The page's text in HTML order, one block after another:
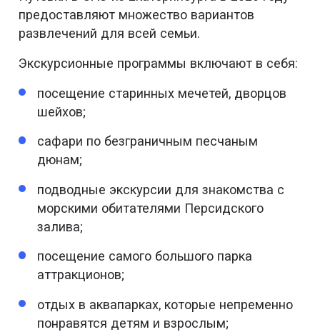
предоставляют множество вариантов
развлечений для всей семьи.
Экскурсионные программы включают в себя:
посещение старинных мечетей, дворцов
шейхов;
сафари по безграничным песчаным
дюнам;
подводные экскурсии для знакомства с
морскими обитателями Персидского
залива;
посещение самого большого парка
аттракционов;
отдых в аквапарках, которые непременно
понравятся детям и взрослым;